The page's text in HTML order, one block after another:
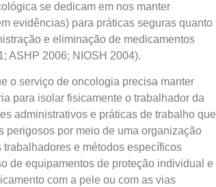
se dedicam em nos manter
evidências) para práticas seguras quanto
e eliminação de medicamentos
ASHP 2006; NIOSH 2004).
o serviço de oncologia precisa manter
para isolar fisicamente o trabalhador da
administrativos e práticas de trabalho que
perigosos por meio de uma organização
e métodos específicos
de equipamentos de proteção individual e
com a pele ou com as vias